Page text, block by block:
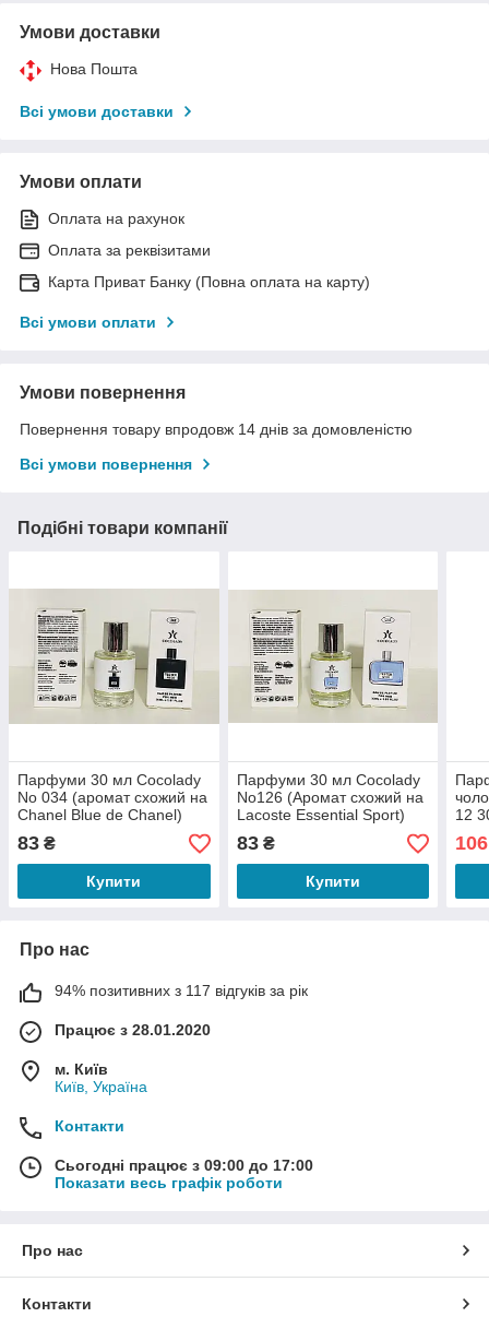
Умови доставки
Нова Пошта
Всі умови доставки
Умови оплати
Оплата на рахунок
Оплата за реквізитами
Карта Приват Банку (Повна оплата на карту)
Всі умови оплати
Умови повернення
Повернення товару впродовж 14 днів за домовленістю
Всі умови повернення
Подібні товари компанії
Парфуми 30 мл Cocolady
No 034 (аромат схожий на
Chanel Blue de Chanel)
83 ₴
Купити
Парфуми 30 мл Cocolady
No126 (Аромат схожий на
Lacoste Essential Sport)
83₴
Купити
12
на
106
Про нас
94% позитивних з 117 відгуків за рік
Працює з 28.01.2020
м. Київ
Київ, Україна
Контакти
Сьогодні працює з 09:00 до 17:00
Показати весь графік роботи
Про нас
Контакти